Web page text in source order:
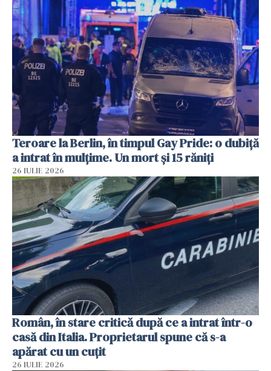
Teroare la Berlin, în timpul Gay Pride: o dubiță
a intrat în mulțime. Un mort și 15 răniți
26 IULIE 2026
Român, în stare critică după ce a intrat într-o
casă din Italia. Proprietarul spune că s-a
apărat cu un cuțit
26 IULIE 2026